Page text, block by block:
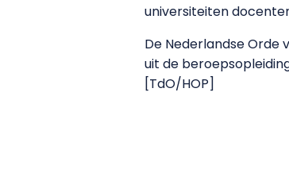
universiteiten
De Nederlandse Orde
uit de
[TdO/HOP]